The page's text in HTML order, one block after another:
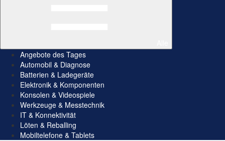
Angebote des Tages
Automobil & Diagnose
Batterien & Ladegeräte
Elektronik & Komponenten
Konsolen & Videospiele
Werkzeuge & Messtechnik
IT & Konnektivität
Löten & Reballing
Mobiltelefone & Tablets